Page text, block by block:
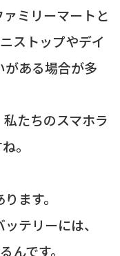
ミリーマートと
ストップやデイ
がある場合が多
たちのスマホラ
。
ます。
テリーには、
んです。